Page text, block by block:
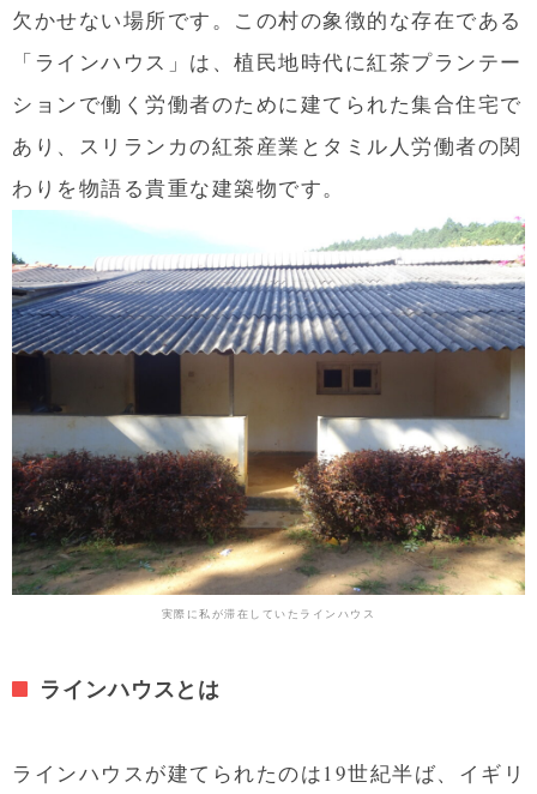
欠かせない場所です。この村の象徴的な存在である
「ラインハウス」は、植民地時代に紅茶プランテー
ションで働く労働者のために建てられた集合住宅で
あり、スリランカの紅茶産業とタミル人労働者の関
わりを物語る貴重な建築物です。
実際に私が滞在していたラインハウス
ラインハウスとは
ラインハウスが建てられたのは19世紀半ば、イギリ